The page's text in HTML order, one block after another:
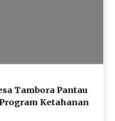
Tambora Pantau
Ketahanan